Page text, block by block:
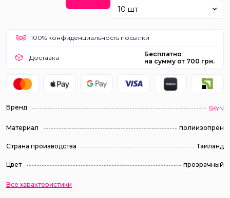
10 шт
100% конфиденциальность посылки
Доставка
Бесплатно
на сумму от 700 грн.
Бренд SKYN
Материал полиизопрен
Страна производства Таиланд
Цвет прозрачный
Все характеристики